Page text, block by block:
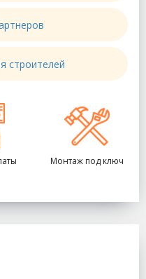
строителей
Монтаж под ключ